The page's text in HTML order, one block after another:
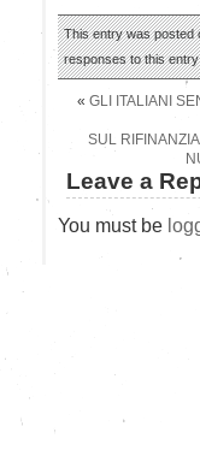
This entry was posted
responses to this
« GLI ITALIANI
SUL
Leave a
You must be